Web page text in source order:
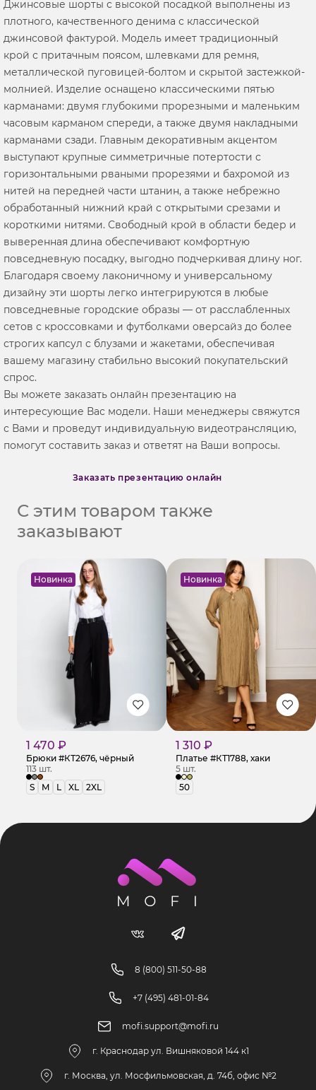
Джинсовые шорты с высокой посадкой выполнены из
плотного, качественного денима с классической
джинсовой фактурой. Модель имеет традиционный
крой с притачным поясом, шлевками для ремня,
металлической пуговицей-болтом и скрытой застежкой-
молнией. Изделие оснащено классическими пятью
карманами: двумя глубокими прорезными и маленьким
часовым карманом спереди, а также двумя накладными
карманами сзади. Главным декоративным акцентом
выступают крупные симметричные потертости с
горизонтальными рваными прорезями и бахромой из
нитей на передней части штанин, а также небрежно
обработанный нижний край с открытыми срезами и
короткими нитями. Свободный крой в области бедер и
выверенная длина обеспечивают комфортную
повседневную посадку, выгодно подчеркивая длину ног.
Благодаря своему лаконичному и универсальному
дизайну эти шорты легко интегрируются в любые
повседневные городские образы — от расслабленных
сетов с кроссовками и футболками оверсайз до более
строгих капсул с блузами и жакетами, обеспечивая
вашему магазину стабильно высокий покупательский
спрос.
Вы можете заказать онлайн презентацию на
интересующие Вас модели. Наши менеджеры свяжутся
с Вами и проведут индивидуальную видеотрансляцию,
помогут составить заказ и ответят на Ваши вопросы.
Заказать презентацию онлайн
С этим товаром также
заказывают
Новинка
1 470 ₽
Брюки #КТ2676, чёрный
113 шт.
S
M L XL 2XL
Новинка
1 310 ₽
Платье #КТ1788, хаки
5 шт.
50
8 (800) 511-50-88
+7 (495) 481-01-84
mofi.support@mofi.ru
г. Краснодар ул. Вишняковой 144 к1
г. Москва, ул. Мосфильмовская, д. 74б, офис №2